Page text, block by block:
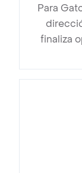
Para
finaliza